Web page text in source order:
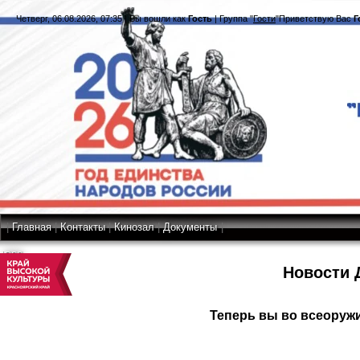
Четверг, 06.08.2026, 07:35| Вы вошли как Гость|Группа"Гости"Приветствую Вас
|Главная|Контакты|Кинозал|Документы
|RSS
Новости
Теперь вы во